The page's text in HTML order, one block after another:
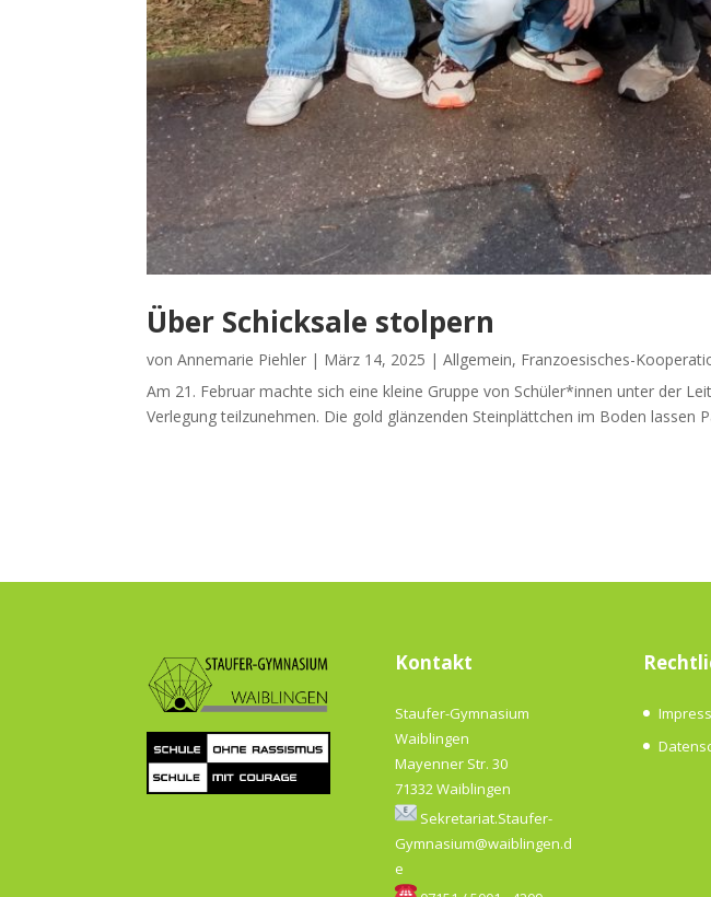
Über Schicksale stolpern
vonAnnemarie Piehler | März 14, 2025 |Allgemein, Franzoesisches-
Am 21. Februar machte sich eine kleine Gruppe von Schüler*innen unter der
Verlegung teilzunehmen. Die gold glänzenden Steinplättchen im Boden lassen
Kontakt
Staufer-Gymnasium
Waiblingen
Mayenner Str. 30
71332 Waiblingen
Sekretariat.Staufer-
Gymnasium@waiblingen.d
e